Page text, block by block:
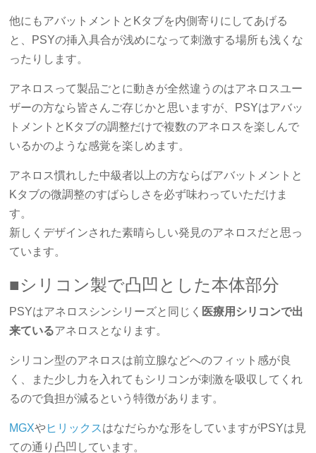
他にもアバットメントとKタブを内側寄りにしてあげる
と、PSYの挿入具合が浅めになって刺激する場所も浅くな
ったりします。
アネロスって製品ごとに動きが全然違うのはアネロスユー
ザーの方なら皆さんご存じかと思いますが、PSYはアバッ
トメントとKタブの調整だけで複数のアネロスを楽しんで
いるかのような感覚を楽しめます。
アネロス慣れした中級者以上の方ならばアバットメントと
Kタブの微調整のすばらしさを必ず味わっていただけま
す。
新しくデザインされた素晴らしい発見のアネロスだと思っ
ています。
■シリコン製で凸凹とした本体部分
PSYはアネロスシンシリーズと同じく 医療用シリコンで出
来ているアネロスとなります。
シリコン型のアネロスは前立腺などへのフィット感が良
く、また少し力を入れてもシリコンが刺激を吸収してくれ
るので負担が減るという特徴があります。
MGXやヒリックスはなだらかな形をしていますがPSYは見
ての通り凸凹しています。